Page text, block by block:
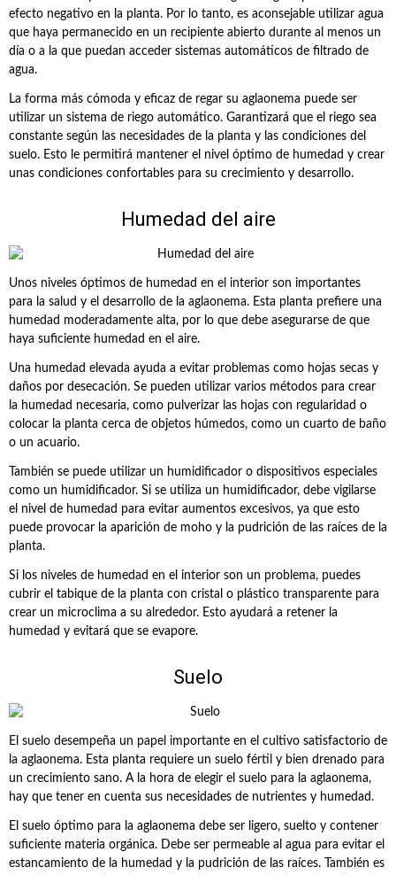
efecto negativo en la planta. Por lo tanto, es aconsejable utilizar agua
que haya permanecido en un recipiente abierto durante al menos un
día o a la que puedan acceder sistemas automáticos de filtrado de
agua.
La forma más cómoda y eficaz de regar su aglaonema puede ser
utilizar un sistema de riego automático. Garantizará que el riego sea
constante según las necesidades de la planta y las condiciones del
suelo. Esto le permitirá mantener el nivel óptimo de humedad y crear
unas condiciones confortables para su crecimiento y desarrollo.
Humedad del aire
Unos niveles óptimos de humedad en el interior son importantes
para la salud y el desarrollo de la aglaonema. Esta planta prefiere una
humedad moderadamente alta, por lo que debe asegurarse de que
haya suficiente humedad en el aire.
Una humedad elevada ayuda a evitar problemas como hojas secas y
daños por desecación. Se pueden utilizar varios métodos para crear
la humedad necesaria, como pulverizar las hojas con regularidad o
colocar la planta cerca de objetos húmedos, como un cuarto de baño
o un acuario.
También se puede utilizar un humidificador o dispositivos especiales
como un humidificador. Si se utiliza un humidificador, debe vigilarse
el nivel de humedad para evitar aumentos excesivos, ya que esto
puede provocar la aparición de moho y la pudrición de las raíces de la
planta.
Si los niveles de humedad en el interior son un problema, puedes
cubrir el tabique de la planta con cristal o plástico transparente para
crear un microclima a su alrededor. Esto ayudará a retener la
humedad y evitará que se evapore.
Suelo
El suelo desempeña un papel importante en el cultivo satisfactorio de
la aglaonema. Esta planta requiere un suelo fértil y bien drenado para
un crecimiento sano. A la hora de elegir el suelo para la aglaonema,
hay que tener en cuenta sus necesidades de nutrientes y humedad.
El suelo óptimo para la aglaonema debe ser ligero, suelto y contener
suficiente materia orgánica. Debe ser permeable al agua para evitar el
estancamiento de la humedad y la pudrición de las raíces. También es